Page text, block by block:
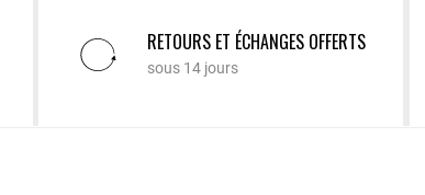
RETOURS ET ÉCHANGES OFFERTS
sous 14 jours